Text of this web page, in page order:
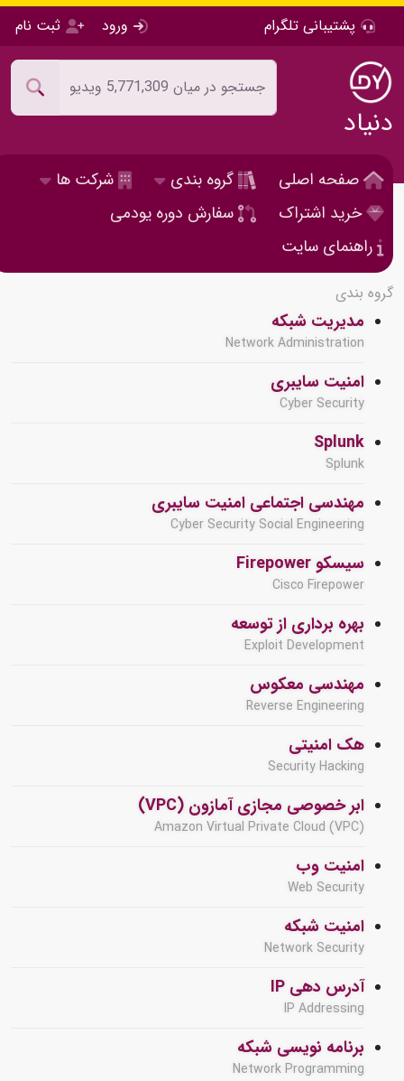
پشتیبانی تلگرام ورود ثبت نام
دنیاد
صفحه اصلی گروه بندی
شرکت ها
خرید اشتراک
سفارش دوره یودمی
راهنمای سایت
گروه بندی
مدیریت شبکه
Network Administration
امنیت سایبری
Cyber Security
Splunk
Splunk
مهندسی اجتماعی امنیت سایبری
Cyber Security Social Engineering
سیسکو Firepower
Cisco Firepower
بهره برداری از توسعه
Exploit Development
مهندسی معکوس
Reverse Engineering
هک امنیتی
Security Hacking
ابر خصوصی مجازی آمازون (VPC)
Amazon Virtual Private Cloud (VPC)
امنیت وب
Web Security
امنیت شبکه
Network Security
آدرس دهی IP
IP Addressing
برنامه نویسی شبکه
Network Programming